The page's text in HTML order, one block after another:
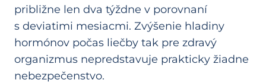
približne len dva týždne v porovnaní
s deviatimi mesiacmi. Zvýšenie hladiny
hormónov počas liečby tak pre zdravý
organizmus nepredstavuje prakticky žiadne
nebezpečenstvo.